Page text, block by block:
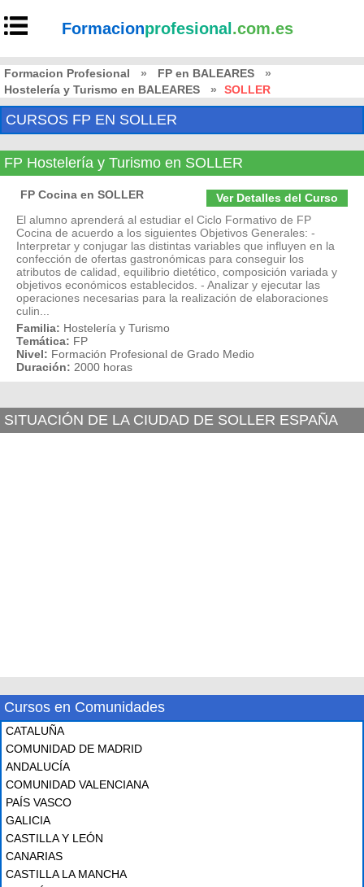
Formacionprofesional .com.es
Formacion Profesional » FP en BALEARES
»
Hostelería y Turismo en BALEARES
» SOLLER
CURSOS FP EN SOLLER
FP Hostelería y Turismo en SOLLER
Ver Detalles del Curso
FP Cocina en SOLLER
El alumno aprenderá al estudiar el Ciclo Formativo de FP
Cocina de acuerdo a los siguientes Objetivos Generales: -
Interpretar y conjugar las distintas variables que influyen en la
confección de ofertas gastronómicas para conseguir los
atributos de calidad, equilibrio dietético, composición variada y
objetivos económicos establecidos. - Analizar y ejecutar las
operaciones necesarias para la realización de elaboraciones
culin...
Familia: Hostelería y Turismo
Temática: FP
Nivel: Formación Profesional de Grado Medio
Duración: 2000 horas
SITUACIÓN DE LA CIUDAD DE SOLLER ESPAÑA
Cursos en Comunidades
CATALUÑA
COMUNIDAD DE MADRID
ANDALUCÍA
COMUNIDAD VALENCIANA
PAÍS VASCO
GALICIA
CASTILLA Y LEÓN
CANARIAS
CASTILLA LA MANCHA